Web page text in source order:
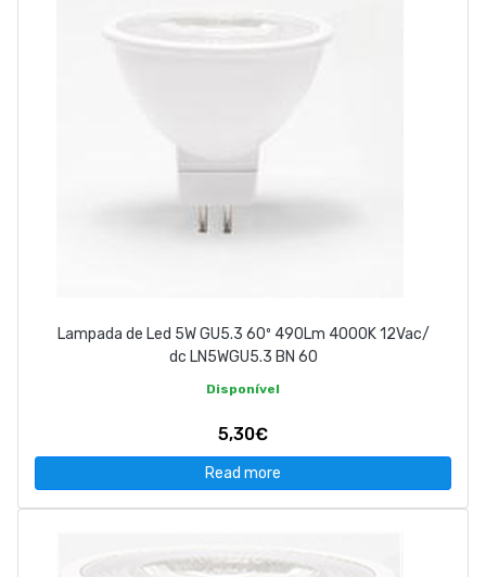
Lampada de Led 5W GU5.3 60º 490Lm 4000K 12Vac/
dc LN5WGU5.3 BN 60
Disponível
5,30€
Read more